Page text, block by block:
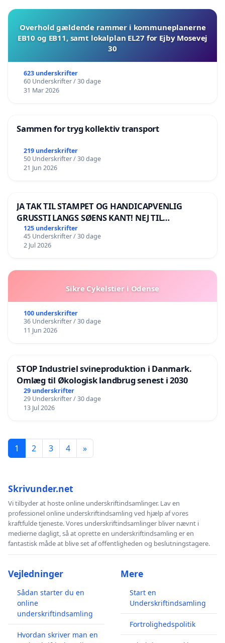
Overhold gældende rammer i kommuneplanerne
EB10 og EB11, samt lokalplan EL27 for Ejby Mosevej
30
623 underskrifter
60 Underskrifter / 30 dage
31 Mar 2026
Sammen for tryg kollektiv transport
219 underskrifter
50 Underskrifter / 30 dage
21 Jun 2026
JA TAK TIL STAMPET OG HANDICAPVENLIG
GRUSSTI LANGS SØENS KANT! NEJ TIL
BOARDWALK VÆK FRA SØEN
125 underskrifter
45 Underskrifter / 30 dage
2 Jul 2026
Sikre Cykelstier i Odense
100 underskrifter
36 Underskrifter / 30 dage
11 Jun 2026
STOP Industriel svineproduktion i Danmark.
Omlæg til Økologisk landbrug senest i 2030
29 underskrifter
29 Underskrifter / 30 dage
13 Jul 2026
1 2 3 4 »
Skrivunder.net
Vi tilbyder at hoste online underskriftindsamlinger. Lav en
professionel online underskriftindsamling ved hjælp af vores
kraftfulde tjeneste. Vores underskriftindsamlinger bliver nævnt i
medierne dagligt, så at oprette en underskriftindsamling er en
fantastisk måde at blive set af offentligheden og beslutningstagere.
Vejledninger
Sådan starter du en
online
underskriftindsamling
Hvordan skriver man en
Mere
Start en
Underskriftindsamling
Fortrolighedspolitik